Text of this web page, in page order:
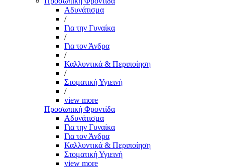
Αδυνάτισμα
/
Για την Γυναίκα
/
Για τον Άνδρα
/
Καλλυντικά & Περιποίηση
/
Στοματική Υγιεινή
/
view more
Προσωπική Φροντίδα
Αδυνάτισμα
Για την Γυναίκα
Για τον Άνδρα
Καλλυντικά & Περιποίηση
Στοματική Υγιεινή
view more